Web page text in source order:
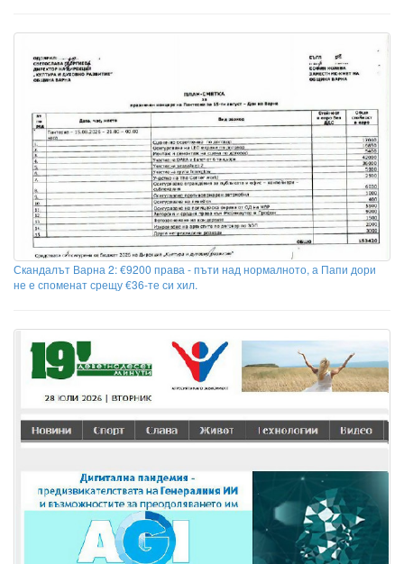
Скандалът Варна 2: €9200 права - пъти над нормалното, а Папи дори
не е споменат срещу €36-те си хил.